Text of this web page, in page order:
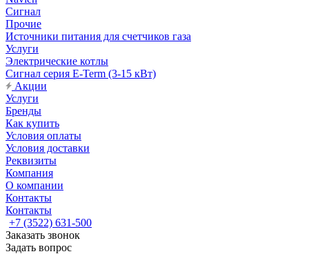
Сигнал
Прочие
Источники питания для счетчиков газа
Услуги
Электрические котлы
Сигнал серия E-Term (3-15 кВт)
Акции
Услуги
Бренды
Как купить
Условия оплаты
Условия доставки
Реквизиты
Компания
О компании
Контакты
Контакты
+7 (3522) 631-500
Заказать звонок
Задать вопрос